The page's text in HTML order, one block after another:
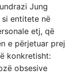
Jung
entitete në
etj, që
e përjetuar prej
konkretisht:
obsesive